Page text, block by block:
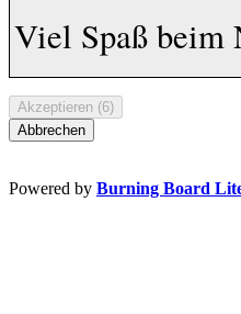
Viel Spaß beim
Powered by Burning Board